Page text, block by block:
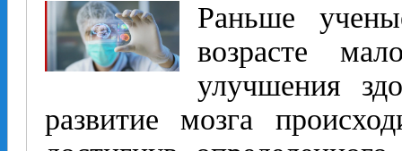
Раньше
возрасте
улучшения
развитие мозга